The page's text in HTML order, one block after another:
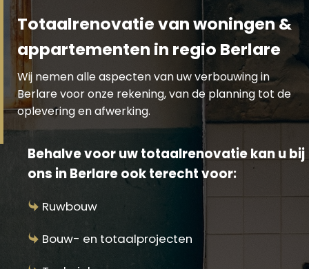
Totaalrenovatie van woningen &
appartementen in regio Berlare
Wij nemen alle aspecten van uw verbouwing in
Berlare voor onze rekening, van de planning tot de
oplevering en afwerking.
Behalve voor uw totaalrenovatie kan u bij
ons in Berlare ook terecht voor:
Ruwbouw
Bouw- en totaalprojecten